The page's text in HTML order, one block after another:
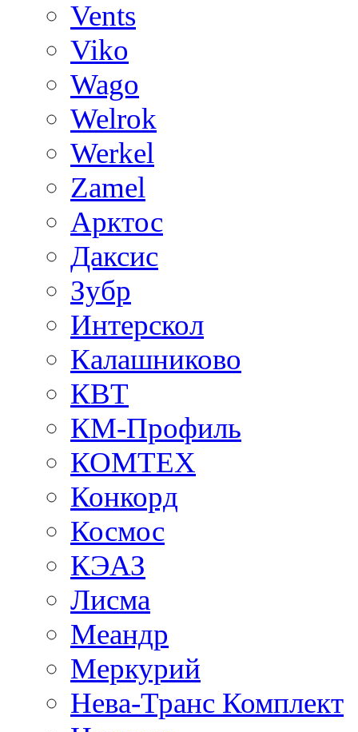
Vents
Viko
Wago
Welrok
Werkel
Zamel
Арктос
Даксис
Зубр
Интерскол
Калашниково
КВТ
КМ-Профиль
КОМТЕХ
Конкорд
Космос
КЭАЗ
Лисма
Меандр
Меркурий
Нева-Транс Комплект